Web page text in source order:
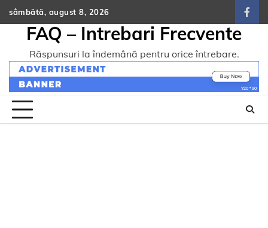
Skip
to
content
sâmbătă, august 8, 2026
FAQ – Intrebari Frecvente
Răspunsuri la îndemână pentru orice întrebare.